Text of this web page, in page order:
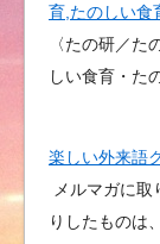
育,たのしい食
〈たの研／
しい食育・た
楽しい外来語
メルマガに
りしたものは